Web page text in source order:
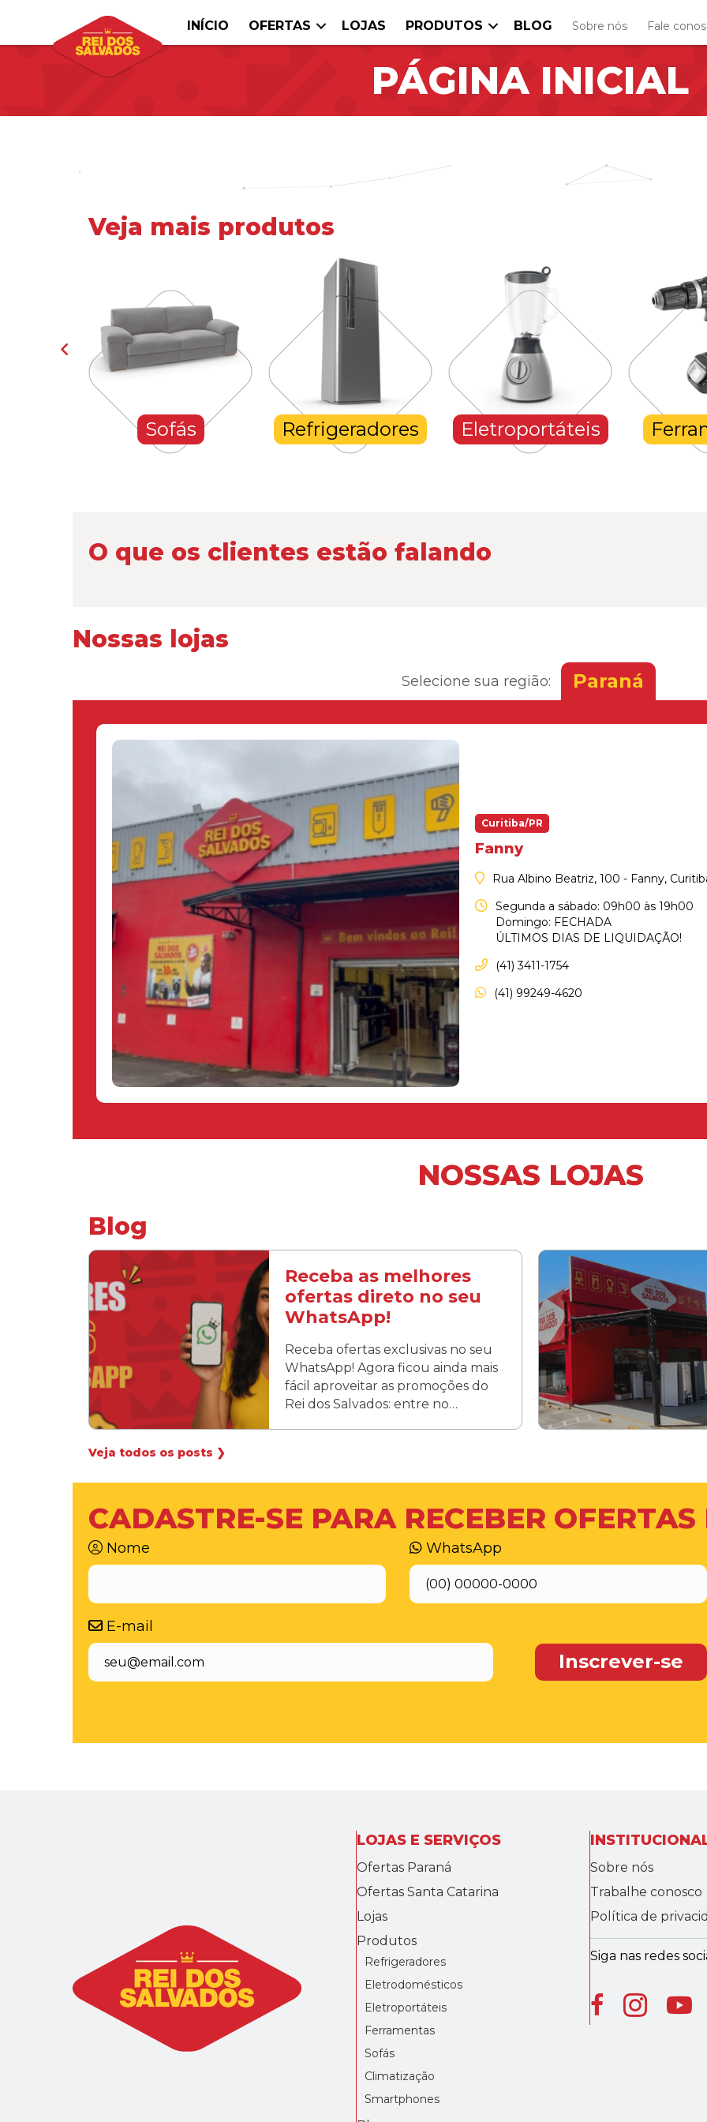
INÍCIO OFERTAS LOJAS PRODUTOS BLOG Sobre nós Fale
PÁGINA INICIAL
Veja mais produtos
Sofás Refrigeradores Eletroportáteis
O que os clientes estão falando
Nossas lojas
Selecione sua região: Paraná
Curitiba/PR
Fanny
Rua Albino Beatriz, 100 - Fanny,
Segunda a sábado: 09h00 às 19h00
Domingo: FECHADA
ÚLTIMOS DIAS DE LIQUIDAÇÃO!
(41) 3411-1754
(41) 99249-4620
NOSSAS LOJAS
Blog
Receba as melhores
ofertas direto no seu
WhatsApp!
Receba ofertas exclusivas no seu
WhatsApp! Agora ficou ainda mais
fácil aproveitar as promoções do
Rei dos Salvados: entre no…
Veja todos os posts ❯
CADASTRE-SE PARA RECEBER
Nome WhatsApp
E-mail
LOJAS E SERVIÇOS
Ofertas Paraná
Ofertas Santa Catarina
Lojas
Produtos
Refrigeradores
Eletrodomésticos
Eletroportáteis
Ferramentas
Sofás
Climatização
Smartphones
Sobre nós
Trabalhe conosco
Política de
Siga nas redes